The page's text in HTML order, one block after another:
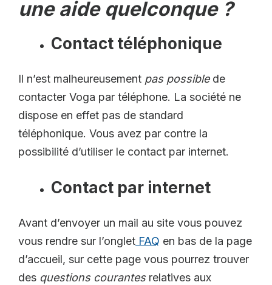
une aide quelconque ?
Contact téléphonique
Il n’est malheureusement pas possiblede
contacter Voga par téléphone. La société ne
dispose en effet pas de standard
téléphonique. Vous avez par contre la
possibilité d’utiliser le contact par internet.
Contact par internet
Avant d’envoyer un mail au site vous pouvez
vous rendre sur l’onglet FAQ en bas de la page
d’accueil, sur cette page vous pourrez trouver
des questions courantesrelatives aux